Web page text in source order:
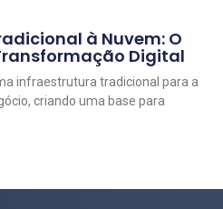
à Nuvem: O
Digital
infraestrutura tradicional para a
criando uma base para